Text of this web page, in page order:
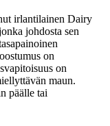
irlantilainen Dairy
johdosta sen
on
on
maun.
päälle tai